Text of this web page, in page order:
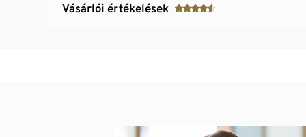
Vásárlói értékelések